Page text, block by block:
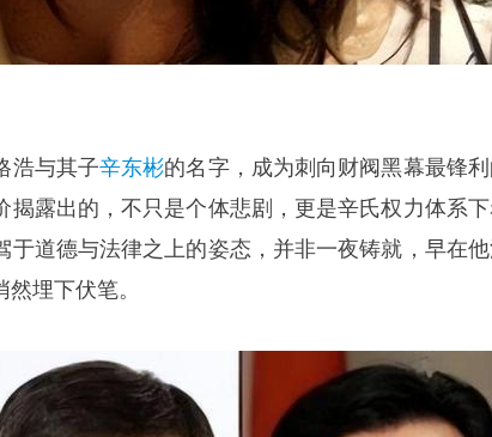
浩与其子辛东彬的名字，成为刺向财阀黑幕最锋
揭露出的，不只是个体悲剧，更是辛氏权力体系
于道德与法律之上的姿态，并非一夜铸就，早在
埋下伏笔。